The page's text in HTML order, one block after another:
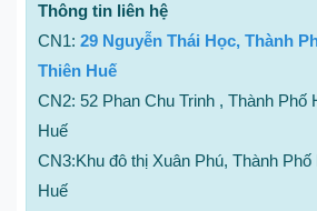
Thông tin liên hệ
CN1: 29 Nguyễn Thái Học, Thành
Thiên Huế
CN2: 52 Phan Chu Trinh , Thành Phố
Huế
CN3:Khu đô thị Xuân Phú, Thành
Huế